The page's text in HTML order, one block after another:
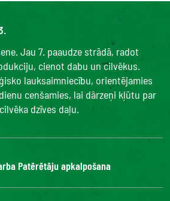
Jau 7. paaudze strādā, radot
cienot dabu un cilvēkus.
lauksaimniecību, orientējamies
cenšamies, lai dārzeņi kļūtu par
dzīves daļu.
Patērētāju apkalpošana